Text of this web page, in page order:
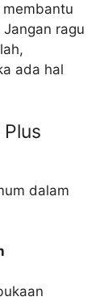
ragu
ada hal
dalam